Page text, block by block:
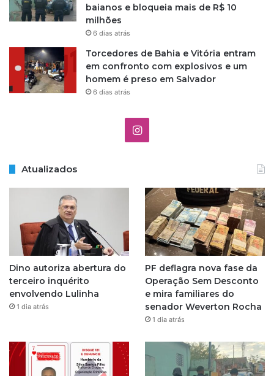
baianos e bloqueia mais de R$ 10
milhões
6 dias atrás
Torcedores de Bahia e Vitória entram
em confronto com explosivos e um
homem é preso em Salvador
6 dias atrás
I
t
a
g
r
a
m
Atualizados
Dino autoriza abertura do
terceiro inquérito
envolvendo Lulinha
1 dia atrás
PF deflagra nova fase da
Operação Sem Desconto
e mira familiares do
senador Weverton Rocha
1 dia atrás